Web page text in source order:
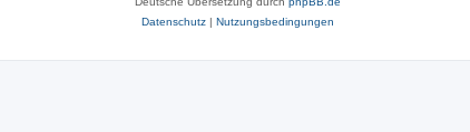
Datenschutz| Nutzungsbedingungen